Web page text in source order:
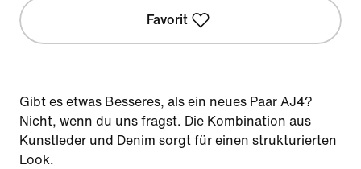
Favorit
Gibt es etwas Besseres, als ein neues Paar AJ4?
Nicht, wenn du uns fragst. Die Kombination aus
Kunstleder und Denim sorgt für einen strukturierten
Look.